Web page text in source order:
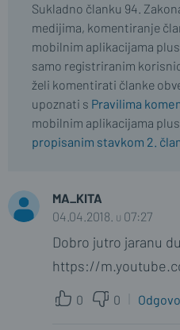
Sukladno članku 94.
medijima, komentiranje
mobilnim aplikacijama
samo registriranim
želi komentirati članke
upoznati s Pravilima
mobilnim aplikacijama
propisanim stavkom 2.
MA_KITA
04.04.2018. u 07:27
Dobro jutro jaranu
https://
0 0